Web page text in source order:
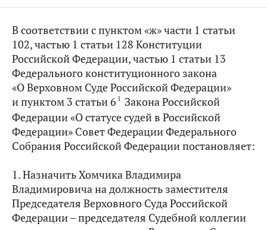
В соответствии с пунктом «ж» части 1 статьи
102, частью 1 статьи 128 Конституции
Российской Федерации, частью 1 статьи 13
Федерального конституционного закона
«О Верховном Суде Российской Федерации»
и пунктом 3 статьи 6 1 Закона Российской
Федерации «О статусе судей в Российской
Федерации» Совет Федерации Федерального
Собрания Российской Федерации постановляет:
1. Назначить Хомчика Владимира
Владимировича на должность заместителя
Председателя Верховного Суда Российской
Федерации – председателя Судебной коллегии